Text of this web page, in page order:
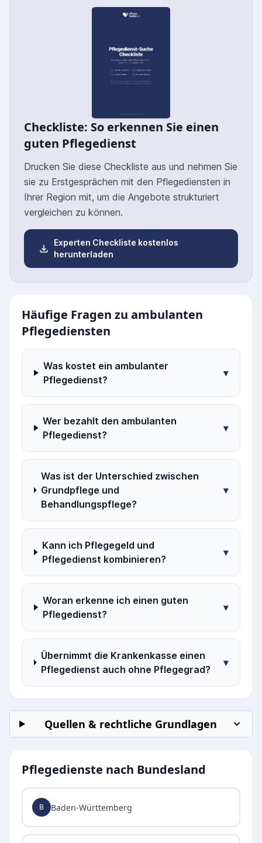
Checkliste: So erkennen Sie einen
guten Pflegedienst
Drucken Sie diese Checkliste aus und nehmen Sie
sie zu Erstgesprächen mit den Pflegediensten in
Ihrer Region mit, um die Angebote strukturiert
vergleichen zu können.
Experten Checkliste kostenlos
herunterladen
Häufige Fragen zu ambulanten
Pflegediensten
Was kostet ein ambulanter
Pflegedienst?
▾
Wer bezahlt den ambulanten
Pflegedienst?
▾
Was ist der Unterschied zwischen
Grundpflege und
Behandlungspflege?
▾
Kann ich Pflegegeld und
Pflegedienst kombinieren?
▾
Woran erkenne ich einen guten
Pflegedienst?
▾
Übernimmt die Krankenkasse einen
Pflegedienst auch ohne Pflegegrad?
▾
Quellen & rechtliche Grundlagen
Pflegedienste nach Bundesland
B Baden-Württemberg